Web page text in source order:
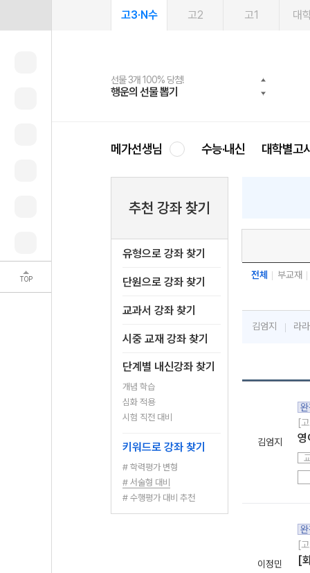
TOP
고3·N수 고2 고1 대
선물 3개 100% 당첨!
행운의 선물 뽑기
선물 100% 증정!
메가스터디 X 올리브
여름방학 스터디 캐시백
메가런 썸머스쿨
2027 러셀 단과
강사 공개선발
스마트러닝앱
설문 EVENT
메가패스
3일 무료 체험권
메가패스 수강생 무료혜택!
메가클럽 멤버십
사회공헌 캠페인
희망이룸 메가나눔
메가선생님 수능·내신 대학별고
추천 강좌 찾기
유형으로 강좌 찾기
단원으로 강좌 찾기
교과서 강좌 찾기
시중 교재 강좌 찾기
단계별 내신강좌 찾기
개념 학습
심화 적용
시험 직전 대비
키워드로 강좌 찾기
# 학력평가 변형
# 서술형 대비
# 수행평가 대비 추천
전체 부교재
김엄지 라라
김엄지
[
영
이정민
[
[